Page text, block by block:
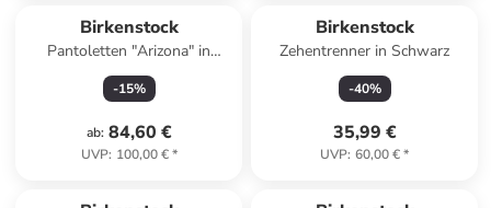
Birkenstock
Pantoletten "Arizona" in
Schwarz
-15%
ab: 84,60 €
UVP: 100,00 €*
Birkenstock
Zehentrenner in Schwarz
-40%
35,99 €
UVP: 60,00 €*